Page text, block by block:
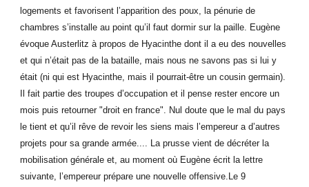
logements et favorisent l’apparition des poux, la pénurie de
chambres s’installe au point qu’il faut dormir sur la paille. Eugène
évoque Austerlitz à propos de Hyacinthe dont il a eu des nouvelles
et qui n’était pas de la bataille, mais nous ne savons pas si lui y
était (ni qui est Hyacinthe, mais il pourrait-être un cousin germain).
Il fait partie des troupes d’occupation et il pense rester encore un
mois puis retourner "droit en france". Nul doute que le mal du pays
le tient et qu’il rêve de revoir les siens mais l’empereur a d’autres
projets pour sa grande armée.... La prusse vient de décréter la
mobilisation générale et, au moment où Eugène écrit la lettre
suivante, l’empereur prépare une nouvelle offensive.Le 9